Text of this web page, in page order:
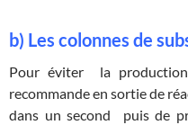
b) Les colonnes de
Pour éviter la
recommande en sortie de
dans un second puis de